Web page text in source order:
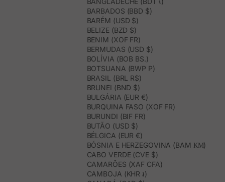
BARBADOS (BBD $)
BARÉM (USD $)
BELIZE (BZD $)
BENIM (XOF FR)
BERMUDAS (USD $)
BOLÍVIA (BOB BS.)
BOTSUANA (BWP P)
BRASIL (BRL R$)
BRUNEI (BND $)
BULGÁRIA (EUR €)
BURQUINA FASO (XOF FR)
BURUNDI (BIF FR)
BUTÃO (USD $)
BÉLGICA (EUR €)
BÓSNIA E HERZEGOVINA (BAM КМ)
CABO VERDE (CVE $)
CAMARÕES (XAF CFA)
CAMBOJA (KHR ៛)